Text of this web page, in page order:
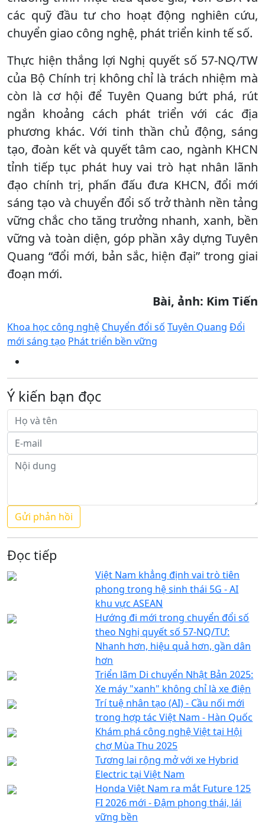
các quỹ đầu tư cho hoạt động nghiên cứu,
chuyển giao công nghệ, phát triển kinh tế số.
Thực hiện thắng lợi Nghị quyết số 57-NQ/TW
của Bộ Chính trị không chỉ là trách nhiệm mà
còn là cơ hội để Tuyên Quang bứt phá, rút
ngắn khoảng cách phát triển với các địa
phương khác. Với tinh thần chủ động, sáng
tạo, đoàn kết và quyết tâm cao, ngành KHCN
tỉnh tiếp tục phát huy vai trò hạt nhân lãnh
đạo chính trị, phấn đấu đưa KHCN, đổi mới
sáng tạo và chuyển đổi số trở thành nền tảng
vững chắc cho tăng trưởng nhanh, xanh, bền
vững và toàn diện, góp phần xây dựng Tuyên
Quang “đổi mới, bản sắc, hiện đại” trong giai
đoạn mới.
Bài, ảnh: Kim Tiến
Khoa học công nghệ Chuyển đổi số Tuyên Quang Đổi
mới sáng tạo Phát triển bền vững
Ý kiến bạn đọc
Đọc tiếp
Việt Nam khẳng định vai trò tiên
phong trong hệ sinh thái 5G - AI
khu vực ASEAN
Hướng đi mới trong chuyển đổi số
theo Nghị quyết số 57-NQ/TƯ:
Nhanh hơn, hiệu quả hơn, gần dân
hơn
Triển lãm Di chuyển Nhật Bản 2025:
Xe máy "xanh" không chỉ là xe điện
Trí tuệ nhân tạo (AI) - Cầu nối mới
trong hợp tác Việt Nam - Hàn Quốc
Khám phá công nghệ Việt tại Hội
chợ Mùa Thu 2025
Tương lai rộng mở với xe Hybrid
Electric tại Việt Nam
Honda Việt Nam ra mắt Future 125
FI 2026 mới - Đậm phong thái, lái
vững bền